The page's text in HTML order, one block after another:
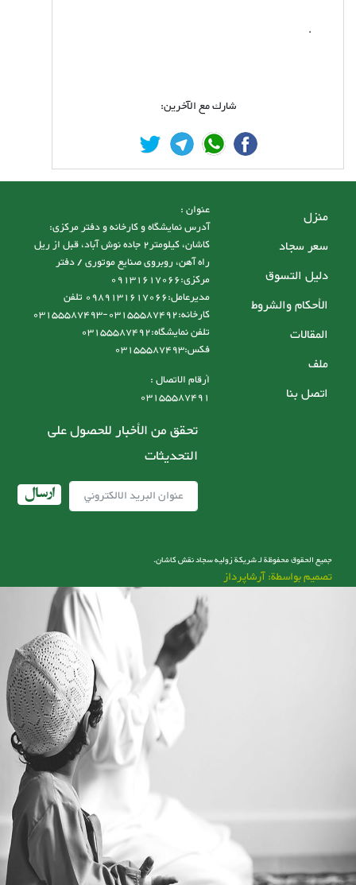
.
شارك مع الآخرين:
منزل
سعر سجاد
دليل التسوق
الأحكام والشروط
المقالات
ملف
اتصل بنا
عنوان :
آدرس نمایشگاه و کارخانه و دفتر مرکزی:
کاشان، کیلومتر2 جاده نوش آباد، قبل از ریل
راه آهن، روبروی صنایع موتوری / دفتر
مرکزی:09131617066
مدیرعامل:0989131617066 تلفن
کارخانه:03155587492-03155587493
تلفن نمایشگاه:03155587492
فکس:03155587493
أرقام الاتصال :
03155587491
تحقق من الأخبار للحصول على
التحديثات
ارسال
جميع الحقوق محفوظة لـ شریکة زولیه سجاد نقش کاشان.
تصميم بواسطة: آرشاپرداز